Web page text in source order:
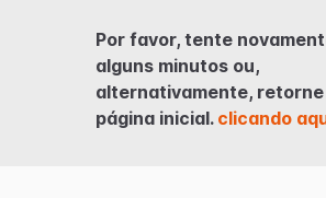
Por favor, tente
alguns minutos ou,
alternativamente, retorne
página inicial. clicando